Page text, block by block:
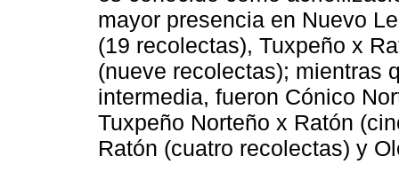
mayor presencia en Nuevo
(19 recolectas), Tuxpeño x
(nueve recolectas); mientras
intermedia, fueron Cónico
Tuxpeño Norteño x Ratón
Ratón (cuatro recolectas) y